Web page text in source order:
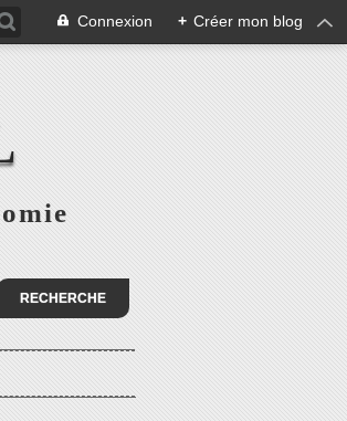
Connexion + Créer mon blog